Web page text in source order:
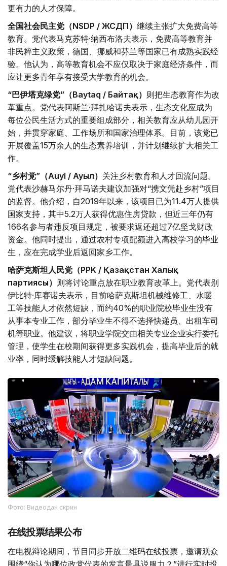
更有力的人才保障。
全国社会民主党（NSDP / ЖСДП） 继续主张扩大免费高等
教育。党代表马克苏特·纳西布洛夫表示，免费高等教育并
非民粹主义政策，德国、挪威和芬兰等国家已有成熟实践经
验。他认为，高等教育机会不应仅取决于家庭经济条件，而
应让更多青年享有接受大学教育的机会。
“巴伊塔克绿党”（Baytaq / Байтақ） 则把生态教育作为改
革重点。党代表阿斯兰·拜扎哈诺夫表示，生态文化应成为
每位公民生活方式的重要组成部分，相关教育应从幼儿园开
始，并贯穿家庭、工作场所和国家治理体系。目前，该党已
开展覆盖15万余人的生态素养培训，并计划继续扩大相关工
作。
“乡村党”（Auyl / Ауыл） 关注乡村教育和人才回流问题。
党代表沙赫马尔丹·拜马诺夫建议加强对“携文凭赴乡村”项目
的监督。他介绍，自2019年以来，该项目已为11.4万人提供
国家支持，其中5.2万人获得优惠住房贷款，但近三年仍有
166名参与者违反项目规定，被要求返还超过7亿坚戈财政
资金。他同时提出，通过农村专项配额进入高校学习的毕业
生，应在完成学业后返回家乡工作。
哈萨克斯坦人民党（PPK / Қазақстан Халық
партиясы） 则将讨论重点放在职业教育改革上。党代表别
伊比特·库赛诺夫表示，目前哈萨克斯坦机械维修工、水暖
工等技能人才依然短缺，而约40%的职业院校毕业生没有
从事本专业工作，部分毕业生不得不选择快递员、出租车司
机等职业。他建议，将职业学院交由相关专业企业实行委托
管理，使学生在校期间获得更多实践机会，提高毕业后的就
业率，同时缓解技能人才短缺问题。
Фото: Видеодан скрин
在线投票结果公布
在电视辩论期间，节目同步开放二维码在线投票，邀请观众
围绕“你认为哪位政党代表的发言最具说服力？”进行实时投